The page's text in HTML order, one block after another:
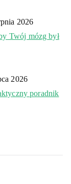
2026
Twój mózg był
2026
poradnik